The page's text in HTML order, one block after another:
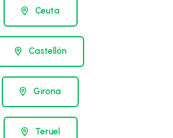
Ceuta
Castellón
Girona
Teruel